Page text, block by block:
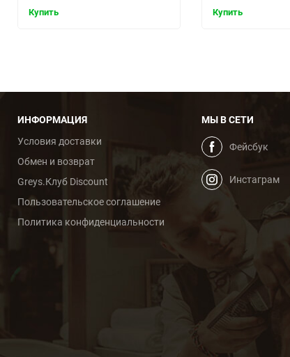
Купить Купить
ИНФОРМАЦИЯ
Условия доставки
Обмен и возврат
Greys.Клуб Discount
Пользовательское cоглашение
Политика конфиденциальности
МЫ В СЕТИ
Фейсбук
Инстаграм